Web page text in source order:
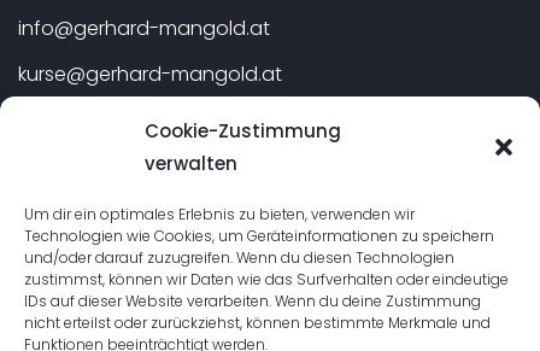
Cookie-Zustimmung
verwalten
Um dir ein optimales Erlebnis zu bieten, verwenden wir
Technologien wie Cookies, um Geräteinformationen zu speichern
und/oder darauf zuzugreifen. Wenn du diesen Technologien
zustimmst, können wir Daten wie das Surfverhalten oder eindeutige
IDs auf dieser Website verarbeiten. Wenn du deine Zustimmung
nicht erteilst oder zurückziehst, können bestimmte Merkmale und
Funktionen beeinträchtigt werden.
info@gerhard-mangold.at
kurse@gerhard-mangold.at
Galerie
Landschaften
Stillleben